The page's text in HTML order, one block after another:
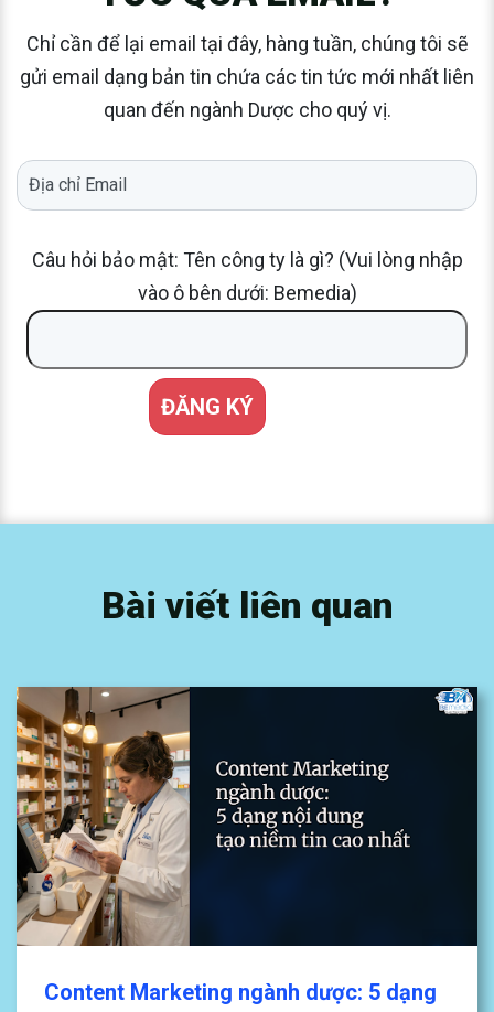
Chỉ cần để lại email tại đây, hàng tuần, chúng tôi sẽ
gửi email dạng bản tin chứa các tin tức mới nhất liên
quan đến ngành Dược cho quý vị.
Câu hỏi bảo mật: Tên công ty là gì? (Vui lòng nhập
vào ô bên dưới: Bemedia)
Bài viết liên quan
Content Marketing ngành dược: 5 dạng